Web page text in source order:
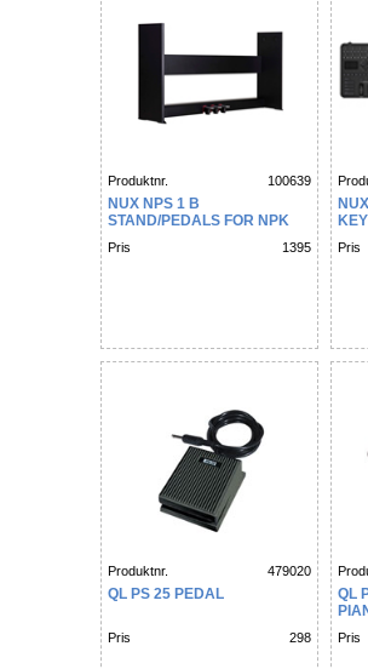
Produktnr. 100639
NUX NPS 1 B
STAND/PEDALS FOR NPK
Pris 1395 Pris
Produktnr. 479020
QL PS 25 PEDAL
Pris 298
QL
Pris